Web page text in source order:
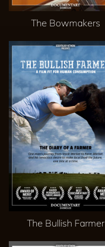
The Bowmakers
The Bullish Farmer